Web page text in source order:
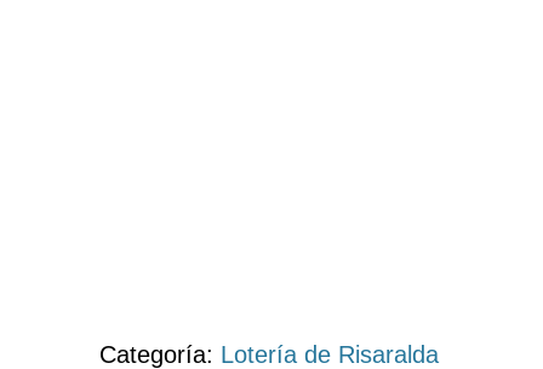
Categoría: Lotería de Risaralda